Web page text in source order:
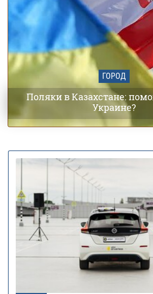
ГОРОД
Поляки в Казахстане:
Украине?